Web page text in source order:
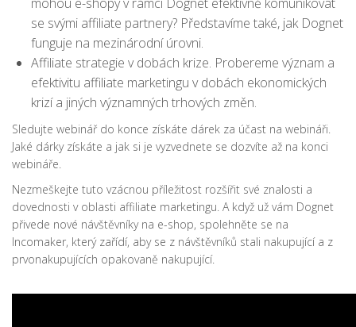
se svými affiliate partnery? Představíme také, jak Dognet
funguje na mezinárodní úrovni.
Affiliate strategie v dobách krize. Probereme význam a
efektivitu affiliate marketingu v dobách ekonomických
krizí a jiných významných trhových změn.
Sledujte webinář do konce získáte dárek za účast na webináři.
Jaké dárky získáte a jak si je vyzvednete se dozvíte až na konci
webináře.
Nezmeškejte tuto vzácnou příležitost rozšířit své znalosti a
dovednosti v oblasti affiliate marketingu. A když už vám Dognet
přivede nové návštěvníky na e-shop, spolehněte se na
Incomaker, který zařídí, aby se z návštěvníků stali nakupující a z
prvonakupujících opakovaně nakupující.